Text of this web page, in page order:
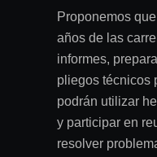
Proponemos
años de las
informes,
pliegos técnicos
podrán utilizar
y participar en
resolver